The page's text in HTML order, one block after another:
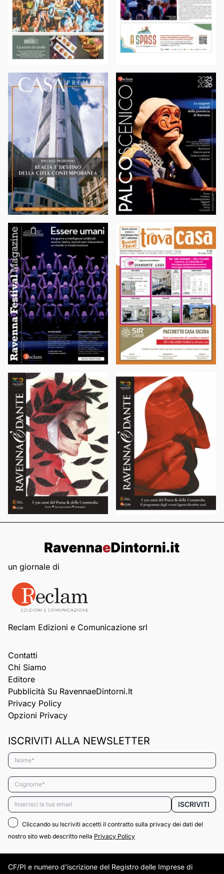
un giornale di
Reclam Edizioni e Comunicazione srl
Contatti
Chi Siamo
Editore
Pubblicità Su RavennaeDintorni.it
Privacy Policy
Opzioni Privacy
ISCRIVITI ALLA NEWSLETTER
Nome*
Cognome*
Email* ISCRIVITI
Cliccando su Iscriviti accetti il contratto sulla privacy dei dati del
nostro sito web descritto nella Privacy Policy
CF/PI e numero d'iscrizione del Registro delle Imprese di